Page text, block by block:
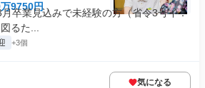
9750円
卒業見込みで未経験の方（省令3号イ：
るた...
+3個
気になる